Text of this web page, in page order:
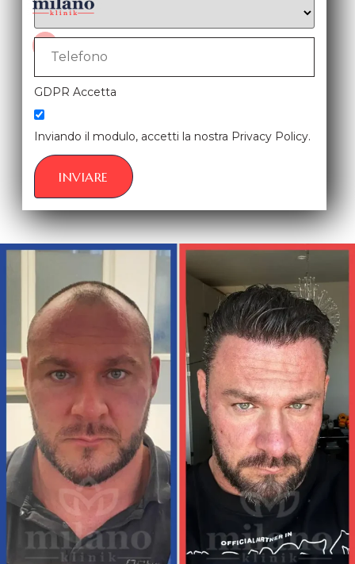
GDPR Accetta
Inviando il modulo, accetti la nostra Privacy Policy.
INVIARE